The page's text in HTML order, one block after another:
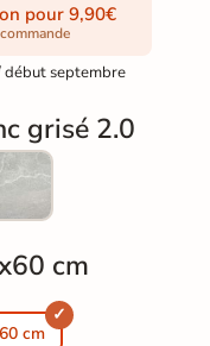
pour 9,90€
début septembre
grisé 2.0
cm
blanc grisé R11
cm